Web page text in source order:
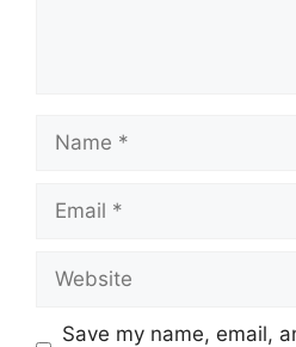
Name
Email
Website
Save my name, email,